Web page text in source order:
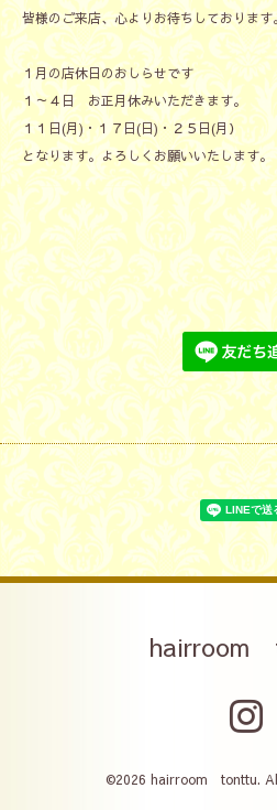
皆様のご来店、心よりお待ちしております
１月の店休日のおしらせです
１～４日 お正月休みいただきます。
１１日(月)・１７日(日)・２５日(月）
となります。よろしくお願いいたします。
hairroom
©2026 hairroom tonttu.